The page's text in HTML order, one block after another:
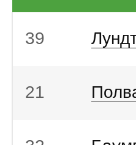
39
21